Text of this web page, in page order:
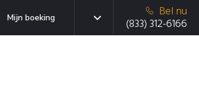
Mijn boeking
Bel nu
(833) 312-6166